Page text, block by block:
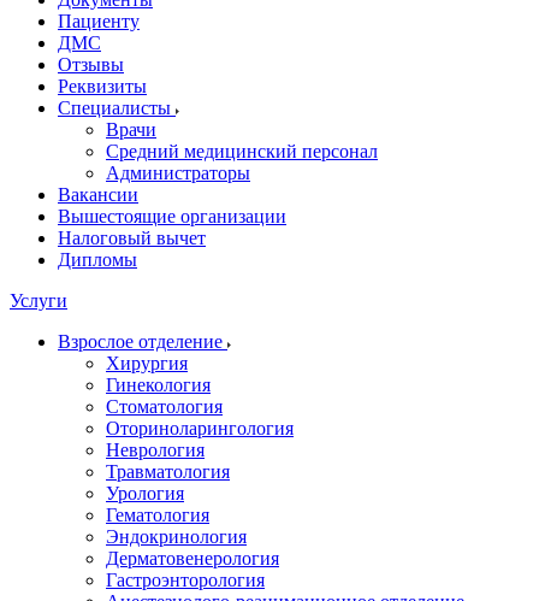
Пациенту
ДМС
Отзывы
Реквизиты
Специалисты
Врачи
Средний медицинский персонал
Администраторы
Вакансии
Вышестоящие организации
Налоговый вычет
Дипломы
Услуги
Взрослое отделение
Хирургия
Гинекология
Стоматология
Оториноларингология
Неврология
Травматология
Урология
Гематология
Эндокринология
Дерматовенерология
Гастроэнторология